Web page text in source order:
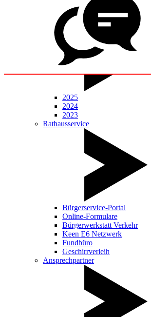
Statistik
Mitteilungsblatt
2025
2024
2023
Rathausservice
Bürgerservice-Portal
Online-Formulare
Bürgerwerkstatt Verkehr
Keen E6 Netzwerk
Fundbüro
Geschirrverleih
Ansprechpartner